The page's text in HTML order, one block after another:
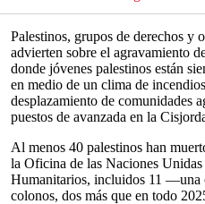
Palestinos, grupos de derechos y
advierten sobre el agravamiento
donde jóvenes palestinos están
en medio de un clima de
desplazamiento de comunidades
puestos de avanzada en la
Al menos 40 palestinos han
la Oficina de las Naciones
Humanitarios, incluidos 11
colonos, dos más que en todo